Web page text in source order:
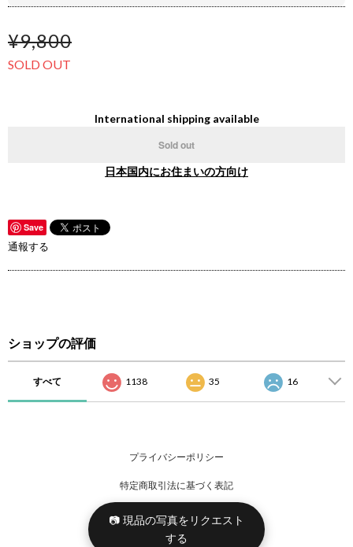
¥9,800
SOLD OUT
International shipping available
Sold out
日本国内にお住まいの方向け
Save
通報する
ショップの評価
すべて 1138 35 16
プライバシーポリシー
特定商取引法に基づく表記
📷 現品の写真をリクエスト
する